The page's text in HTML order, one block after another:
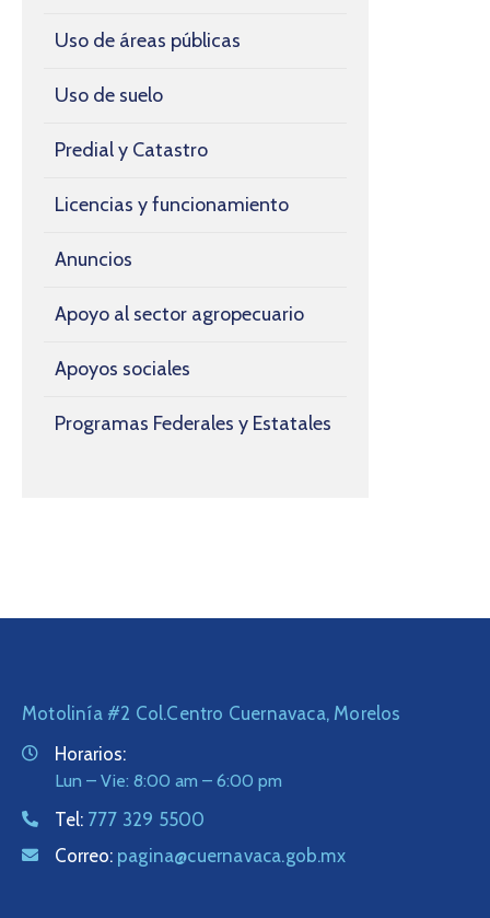
Uso de áreas públicas
Uso de suelo
Predial y Catastro
Licencias y funcionamiento
Anuncios
Apoyo al sector agropecuario
Apoyos sociales
Programas Federales y Estatales
Motolinía #2 Col.Centro Cuernavaca, Morelos
Horarios:
Lun – Vie: 8:00 am – 6:00 pm
Tel: 777 329 5500
Correo: pagina@cuernavaca.gob.mx